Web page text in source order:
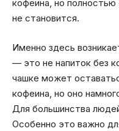
кофеина, но
не становится.
Именно здесь
— это не напиток без
чашке может
кофеина, но оно
Для большинства
Особенно это важно